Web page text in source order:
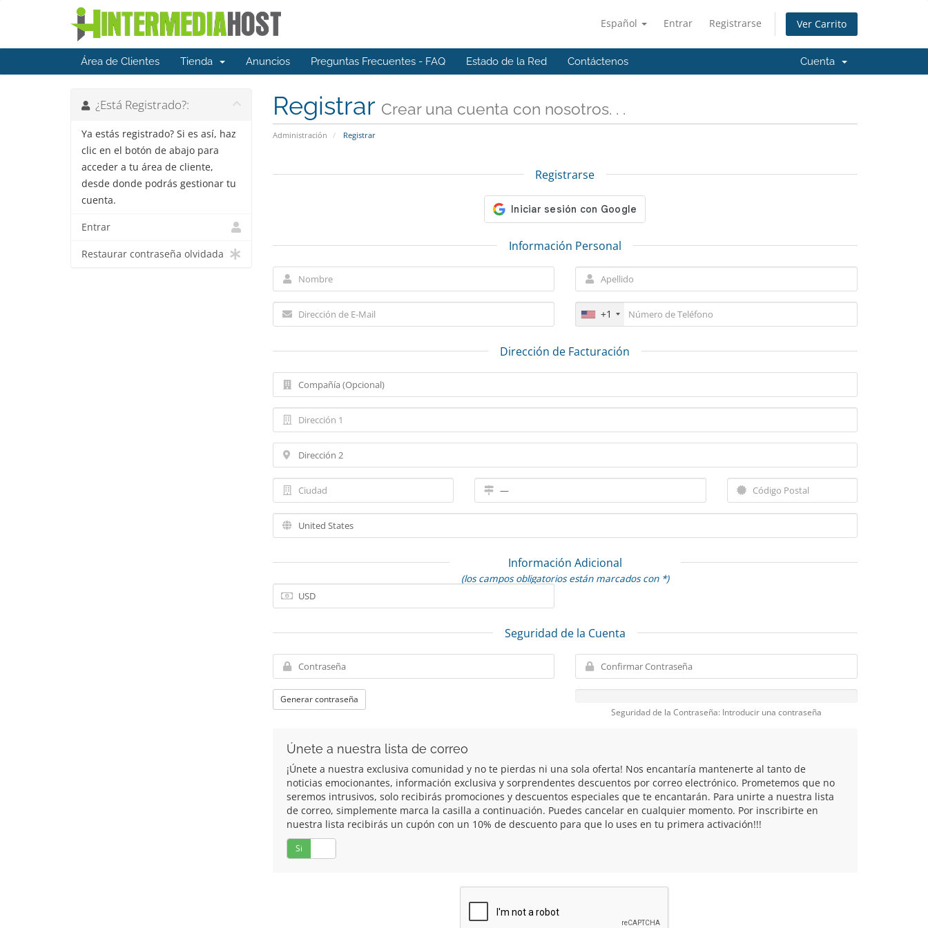
Español Entrar Registrarse Ver Carrito
Área de Clientes Tienda Anuncios Preguntas Frecuentes - FAQ Estado de la Red Contáctenos Cuenta
Registrar Crear una cuenta con nosotros. . .
Administración Registrar
¿Está Registrado?:
Ya estás registrado? Si es así, haz
clic en el botón de abajo para
acceder a tu área de cliente,
desde donde podrás gestionar tu
cuenta.
Entrar
Restaurar contraseña olvidada
Registrarse
Información Personal
+1
Dirección de Facturación
Información Adicional
(los campos obligatorios están marcados con *)
Seguridad de la Cuenta
Generar contraseña
Seguridad de la Contraseña: Introducir una contraseña
Únete a nuestra lista de correo
¡Únete a nuestra exclusiva comunidad y no te pierdas ni una sola oferta! Nos encantaría mantenerte al tanto de
noticias emocionantes, información exclusiva y sorprendentes descuentos por correo electrónico. Prometemos que no
seremos intrusivos, solo recibirás promociones y descuentos especiales que te encantarán. Para unirte a nuestra lista
de correo, simplemente marca la casilla a continuación. Puedes cancelar en cualquier momento. Por inscribirte en
nuestra lista recibirás un cupón con un 10% de descuento para que lo uses en tu primera activación!!!
Si